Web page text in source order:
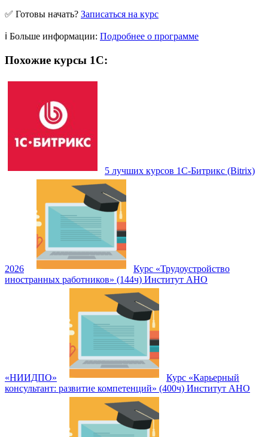
✅ Готовы начать? Записаться на курс
ℹ️ Больше информации: Подробнее о программе
Похожие курсы 1С:
5 лучших курсов 1С-Битрикс (Bitrix)
2026
Курс «Трудоустройство
иностранных работников» (144ч) Институт АНО
«НИИДПО»
Курс «Карьерный
консультант: развитие компетенций» (400ч) Институт АНО